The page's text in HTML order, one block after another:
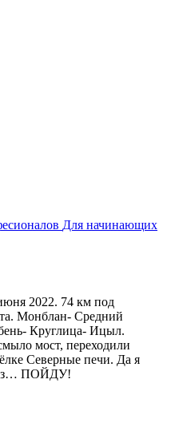
Для начинающих
2022. 74 км под
Монблан- Средний
Круглица- Ицыл.
мост, переходили
Северные печи. Да я
ПОЙДУ!